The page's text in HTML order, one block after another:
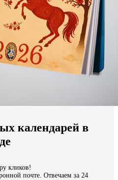
календарей в
кликов!
почте. Отвечаем за 24